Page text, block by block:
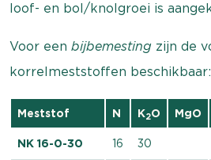
loof- en bol/knolgroei is
Voor een bijbemesting zijn de
korrelmeststoffen beschikbaar:
Meststof N K2O MgO
NK 16-0-30 16 30